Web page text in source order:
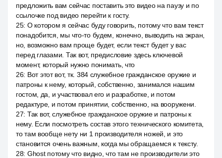
предложить вам сейчас поставить это видео на паузу и по
ссылочке под видео перейти к госту.
25: О котором я сейчас буду говорить, потому что вам текст
понадобится, мы что-то будем, конечно, выводить на экран,
но, возможно вам проще будет, если текст будет у вас
перед глазами. Так вот, предисловие здесь ключевой
момент, который нужно понимать, что
26: Вот этот вот, тк. 384 служебное гражданское оружие и
патроны к нему, который, собственно, занимался нашим
гостом, да, и участвовал его и разработке, и потом
редактуре, и потом принятии, собственно, на вооружени.
27: Так вот, служебное гражданское оружие и патроны к
нему. Если посмотреть состав этого технического комитета,
то там вообще нету ни 1 производителя ножей, и это
становится очень важным, когда мы обращаемся к тексту.
28: Ghost потому что видно, что там не производители это